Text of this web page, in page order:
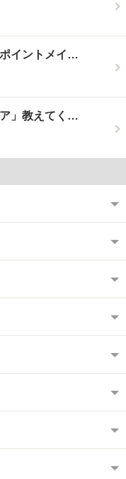
イントメイ…
」教えてく…